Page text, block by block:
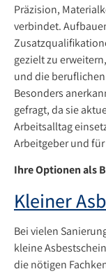
Präzision,
verbindet.
gezielt zu
und die
Besonders
gefragt, da sie
Arbeitsalltag
Arbeitgeber und
Ihre Optionen als
Kleiner
Bei vielen
kleine
die nötigen